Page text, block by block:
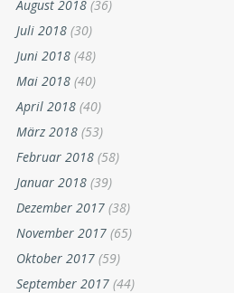
August 2018 (36)
Juli 2018 (30)
Juni 2018 (48)
Mai 2018 (40)
April 2018 (40)
März 2018 (53)
Februar 2018 (58)
Januar 2018 (39)
Dezember 2017 (38)
November 2017 (65)
Oktober 2017 (59)
September 2017 (44)